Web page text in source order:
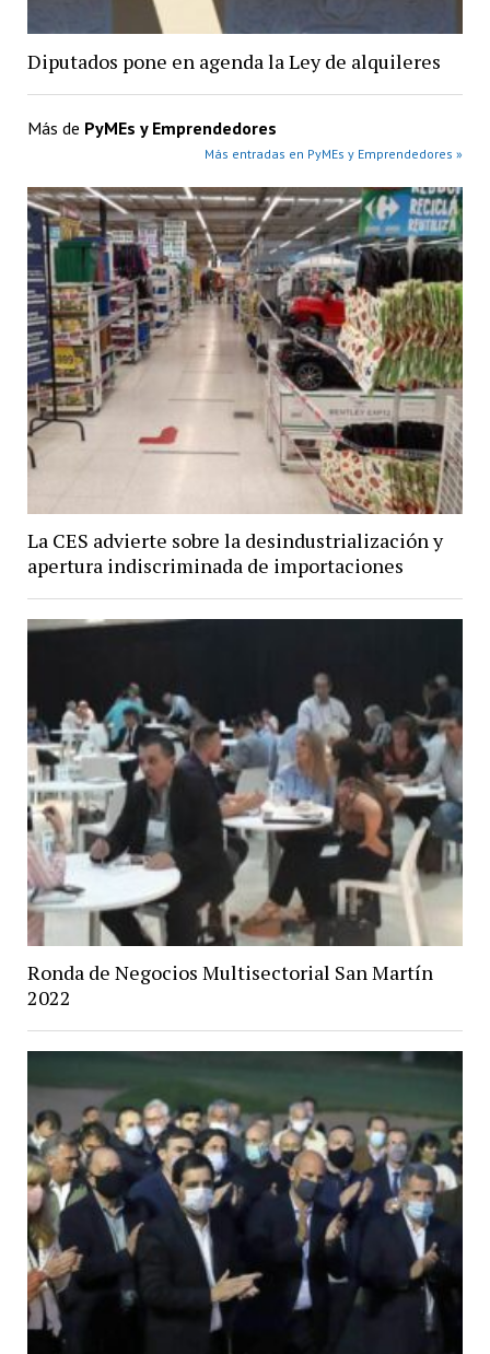
Diputados pone en agenda la Ley de alquileres
Más de PyMEs y Emprendedores
Más entradas en PyMEs y Emprendedores »
La CES advierte sobre la desindustrialización y
apertura indiscriminada de importaciones
Ronda de Negocios Multisectorial San Martín
2022